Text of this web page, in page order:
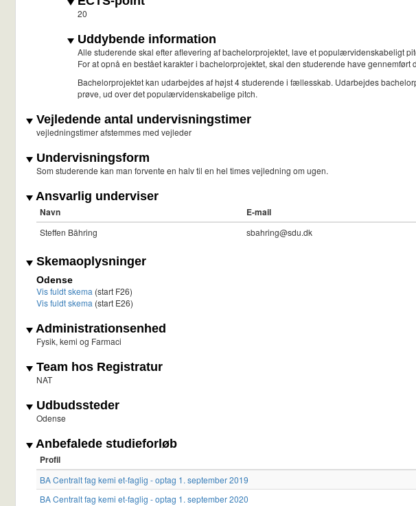
20
Uddybende information
Alle studerende skal efter aflevering af bachelorprojektet, lave et populærvidenskabeligt
For at opnå en bestået karakter i bachelorprojektet, skal den studerende have
Bachelorprojektet kan udarbejdes af højst 4 studerende i fællesskab. Udarbejdes
prøve, ud over det populærvidenskabelige pitch.
Vejledende antal undervisningstimer
vejledningstimer afstemmes med vejleder
Undervisningsform
Som studerende kan man forvente en halv til en hel times vejledning om ugen.
Ansvarlig underviser
Navn E-mail
Steffen Bähring sbahring@sdu.dk
Skemaoplysninger
Odense
Vis fuldt skema (start F26)
Vis fuldt skema (start E26)
Administrationsenhed
Fysik, kemi og Farmaci
Team hos Registratur
NAT
Udbudssteder
Odense
Anbefalede studieforløb
Profil
BA Centralt fag kemi et-faglig - optag 1. september 2019
BA Centralt fag kemi et-faglig - optag 1. september 2020